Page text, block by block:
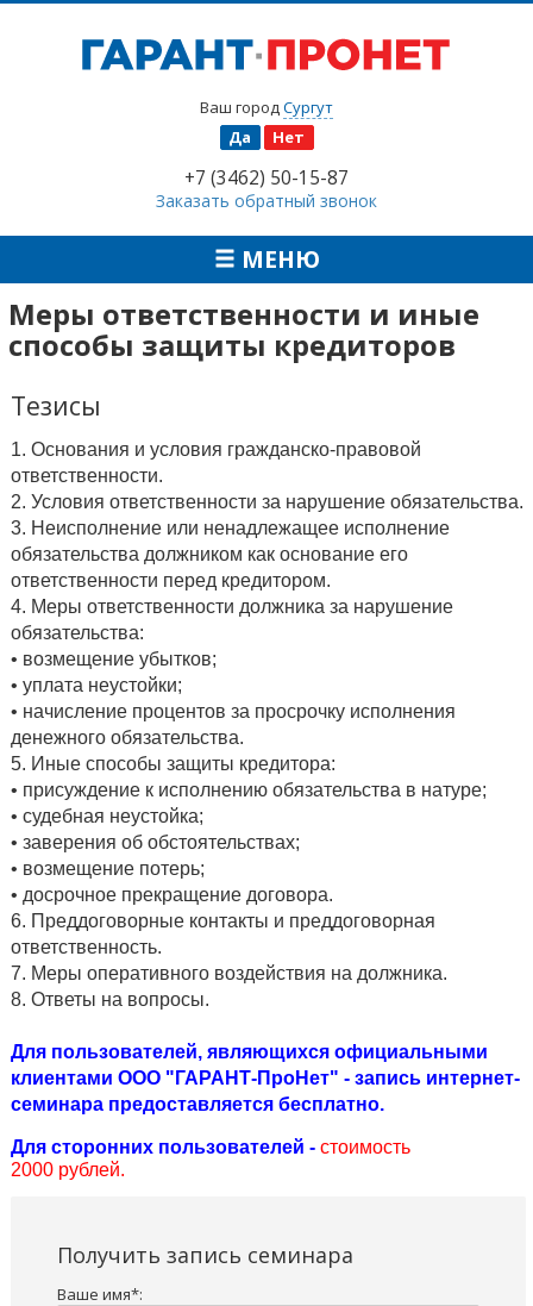
Ваш город Сургут
Да
Нет
+7 (3462) 50-15-87
Заказать обратный звонок
МЕНЮ
Меры ответственности и иные
способы защиты кредиторов
Тезисы
1. Основания и условия гражданско-правовой
ответственности.
2. Условия ответственности за нарушение обязательства.
3. Неисполнение или ненадлежащее исполнение
обязательства должником как основание его
ответственности перед кредитором.
4. Меры ответственности должника за нарушение
обязательства:
• возмещение убытков;
• уплата неустойки;
• начисление процентов за просрочку исполнения
денежного обязательства.
5. Иные способы защиты кредитора:
• присуждение к исполнению обязательства в натуре;
• судебная неустойка;
• заверения об обстоятельствах;
• возмещение потерь;
• досрочное прекращение договора.
6. Преддоговорные контакты и преддоговорная
ответственность.
7. Меры оперативного воздействия на должника.
8. Ответы на вопросы.
Для пользователей, являющихся официальными
клиентами ООО "ГАРАНТ-ПроНет" - запись интернет-
семинара предоставляется бесплатно.
Для сторонних пользователей -стоимость
2000 рублей.
Получить запись семинара
Ваше имя*: